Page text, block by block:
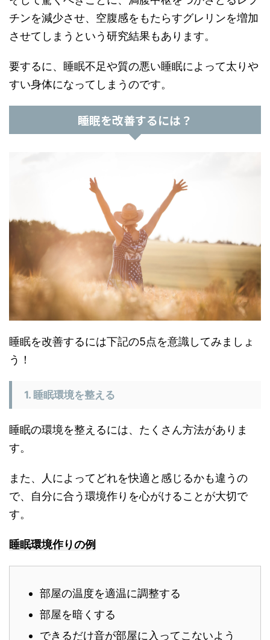
チンを減少させ、空腹感をもたらすグレリンを増加
させてしまうという研究結果もあります。
要するに、睡眠不足や質の悪い睡眠によって太りや
すい身体になってしまうのです。
睡眠を改善するには？
睡眠を改善するには下記の5点を意識してみましょ
う！
1. 睡眠環境を整える
睡眠の環境を整えるには、たくさん方法がありま
す。
また、人によってどれを快適と感じるかも違うの
で、自分に合う環境作りを心がけることが大切で
す。
睡眠環境作りの例
部屋の温度を適温に調整する
部屋を暗くする
できるだけ音が部屋に入ってこないよう